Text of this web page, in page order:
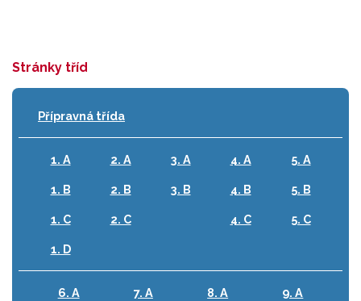
Stránky tříd
Přípravná třída
1. A
1. B
1. C
1. D
2. A
2. B
2. C
3. A
3. B
4. A
4. B
4. C
5. A
5. B
5. C
6. A 7. A 8. A 9. A